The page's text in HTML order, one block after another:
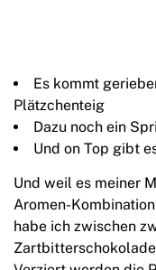
Es kommt
Plätzchenteig
Dazu noch ein
Und on Top gibt
Und weil es meiner
Aromen-
habe ich zwischen